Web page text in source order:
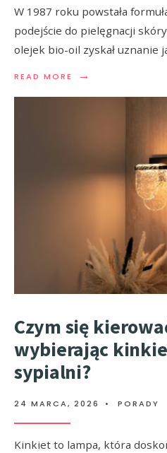
W 1987 roku powstała
podejście do pielęgnacji
olejek bio-oil zyskał uznanie
READ MORE →
Czym się
wybierając
sypialni?
24 MARCA, 2026 • PORADY
Kinkiet to lampa, która